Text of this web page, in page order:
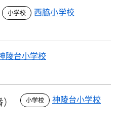
西脇小学校
陵台小学校
神陵台小学校